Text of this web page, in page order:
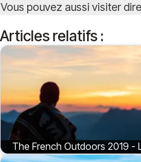
Vous pouvez aussi visiter
Articles relatifs :
The French Outdoors 2019 -